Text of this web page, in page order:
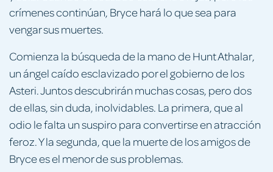
crímenes continúan, Bryce hará lo que sea para
vengar sus muertes.
Comienza la búsqueda de la mano de Hunt Athalar,
un ángel caído esclavizado por el gobierno de los
Asteri. Juntos descubrirán muchas cosas, pero dos
de ellas, sin duda, inolvidables. La primera, que al
odio le falta un suspiro para convertirse en atracción
feroz. Y la segunda, que la muerte de los amigos de
Bryce es el menor de sus problemas.